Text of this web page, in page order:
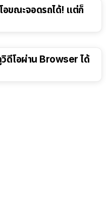
อขณะจอดรถได้! แต่ก็
ดีโอผ่าน Browser ได้